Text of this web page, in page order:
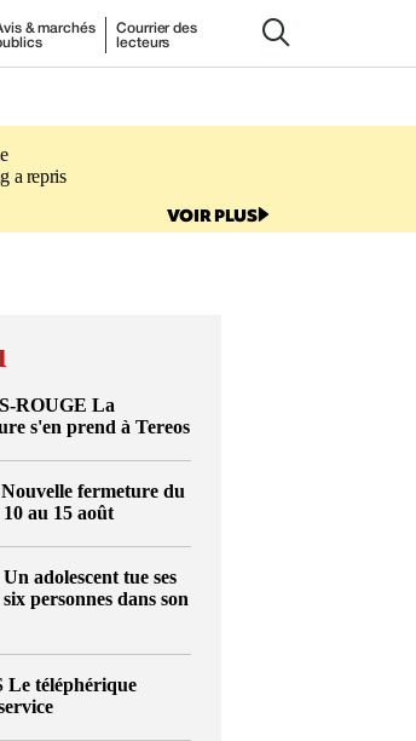
& marchés
Courrier des
lecteurs
a repris
VOIR PLUS
ROUGE La
s'en prend à Tereos
Nouvelle fermeture du
au 15 août
Un adolescent tue ses
personnes dans son
Le téléphérique